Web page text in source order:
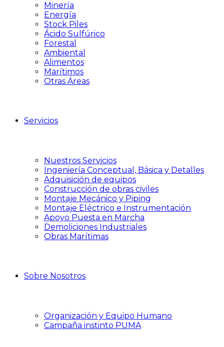
Minería
Energía
Stock Piles
Ácido Sulfúrico
Forestal
Ambiental
Alimentos
Marítimos
Otras Áreas
Servicios
Nuestros Servicios
Ingeniería Conceptual, Básica y Detalles
Adquisición de equipos
Construcción de obras civiles
Montaje Mecánico y Piping
Montaje Eléctrico e Instrumentación
Apoyo Puesta en Marcha
Demoliciones Industriales
Obras Marítimas
Sobre Nosotros
Organización y Equipo Humano
Campaña instinto PUMA